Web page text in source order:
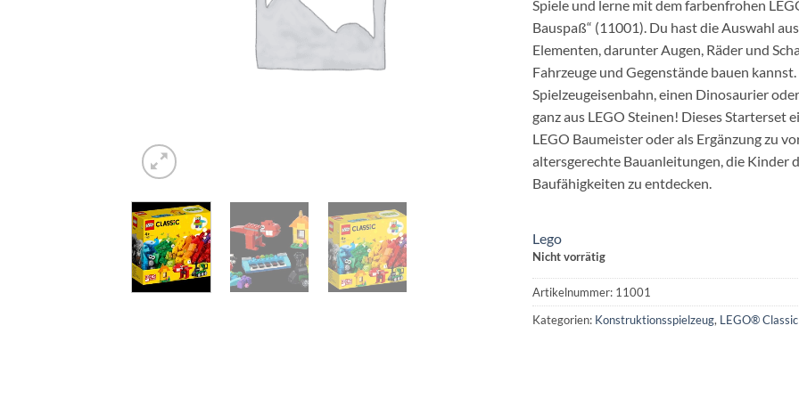
Spiele und lerne mit dem farbenfrohen
Bauspaß“ (11001). Du hast die Auswahl
Elementen, darunter Augen, Räder und
Fahrzeuge und Gegenstände bauen
Spielzeugeisenbahn, einen Dinosaurier
ganz aus LEGO Steinen! Dieses Starterset
LEGO Baumeister oder als Ergänzung zu
altersgerechte Bauanleitungen, die Kinder
Baufähigkeiten zu entdecken.
Lego
Nicht vorrätig
Artikelnummer: 11001
Kategorien: Konstruktionsspielzeug, LEGO® Classic